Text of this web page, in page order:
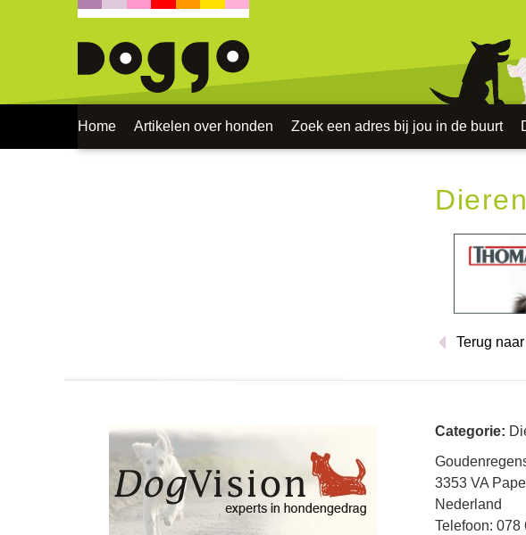
Home Artikelen over honden Zoek een adres bij jou in de buurt
Terug
Categorie:
3353 VA
Nederland
Telefoon: 078